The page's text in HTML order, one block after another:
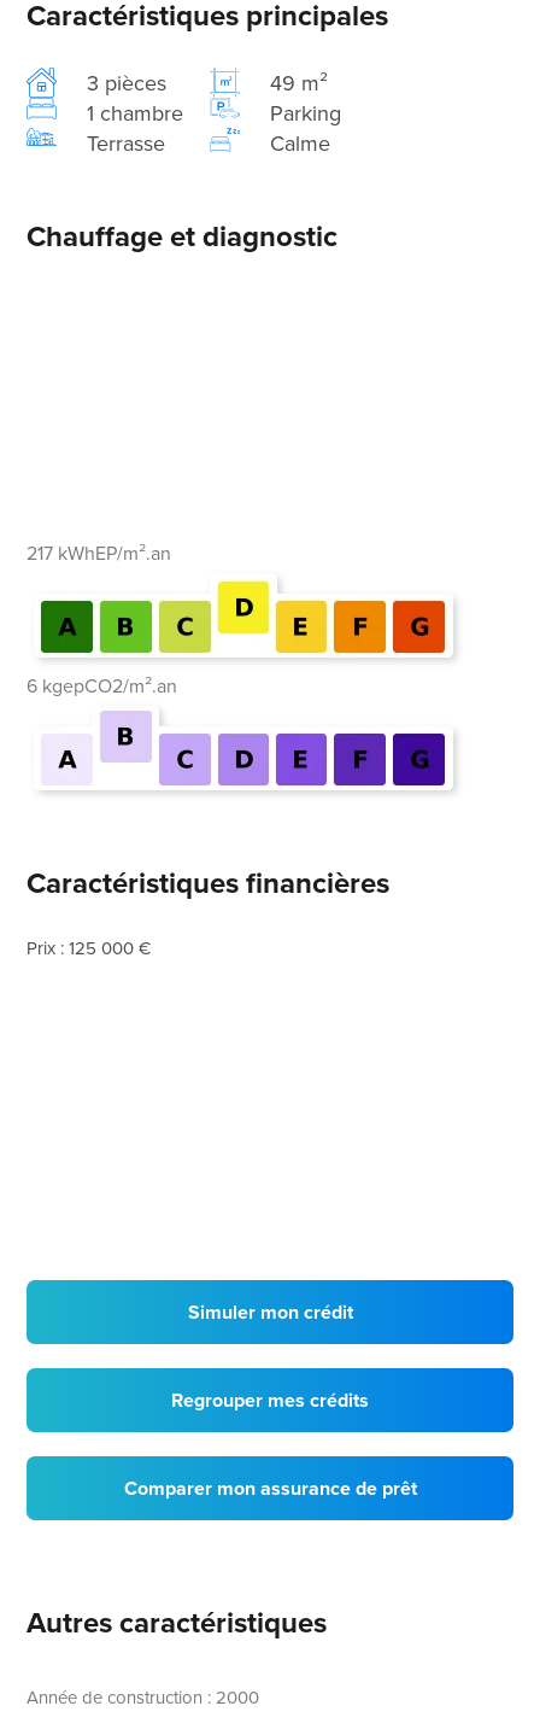
Caractéristiques principales
3 pièces
49 m²
1 chambre
Parking
Terrasse
Calme
Chauffage et diagnostic
217 kWhEP/m².an
6 kgepCO2/m².an
Caractéristiques financières
Prix : 125 000 €
Simuler mon crédit
Regrouper mes crédits
Comparer mon assurance de prêt
Autres caractéristiques
Année de construction : 2000